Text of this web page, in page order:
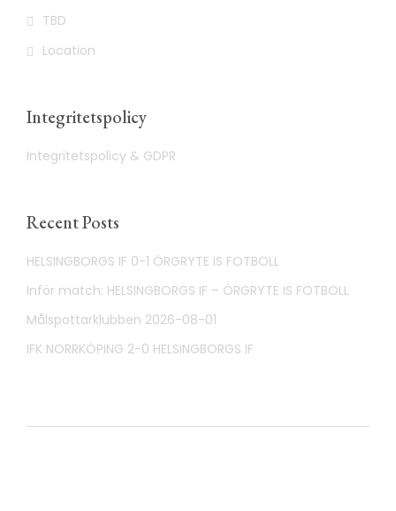
TBD
Location
Integritetspolicy
Integritetspolicy & GDPR
Recent Posts
HELSINGBORGS IF 0-1 ÖRGRYTE IS FOTBOLL
Inför match: HELSINGBORGS IF – ÖRGRYTE IS FOTBOLL
Målspottarklubben 2026-08-01
IFK NORRKÖPING 2-0 HELSINGBORGS IF